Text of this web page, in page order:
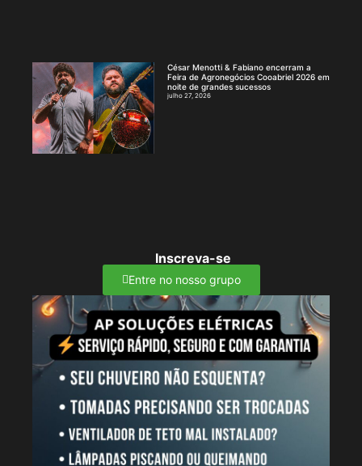
César Menotti & Fabiano encerram a
Feira de Agronegócios Cooabriel 2026 em
noite de grandes sucessos
julho 27, 2026
Inscreva-se
Entre no nosso grupo